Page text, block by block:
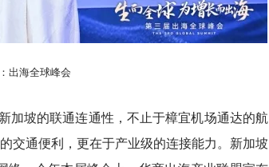
出海全球峰会
加坡的联通连通性，不止于樟宜机场通达的航
交通便利，更在于产业级的连接能力。新加坡